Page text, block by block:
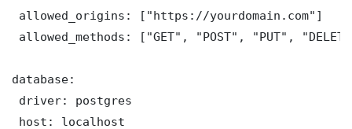
allowed_origins: ["https://yourdomain.com"]
allowed_methods: ["GET", "POST", "PUT",
database:
driver: postgres
host: localhost